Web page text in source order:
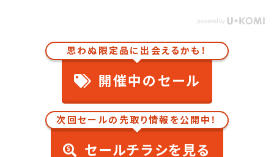
思わぬ限定品に出会えるかも！
開催中のセール
次回セールの先取り情報を公開中！
セールチラシを見る